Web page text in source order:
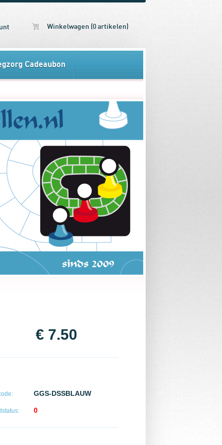
Winkelwagen (0 artikelen)
Cadeaubon
€ 7.50
GGS-DSSBLAUW
0